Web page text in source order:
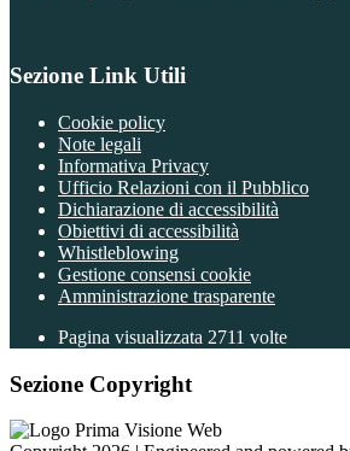
Sezione Link Utili
Cookie policy
Note legali
Informativa Privacy
Ufficio Relazioni con il Pubblico
Dichiarazione di accessibilità
Obiettivi di accessibilità
Whistleblowing
Gestione consensi cookie
Amministrazione trasparente
Pagina visualizzata 2711 volte
Sezione Copyright